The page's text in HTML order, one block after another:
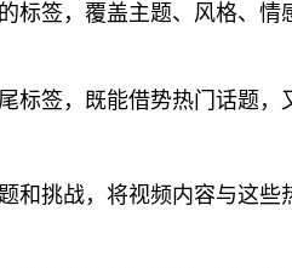
标签，覆盖主题、风格、
标签，既能借势热门话题，
和挑战，将视频内容与这